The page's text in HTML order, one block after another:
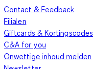
Contact & Feedback
Filialen
Giftcards & Kortingscodes
C&A for you
Onwettige inhoud melden